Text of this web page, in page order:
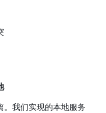
。我们实现的本地服务